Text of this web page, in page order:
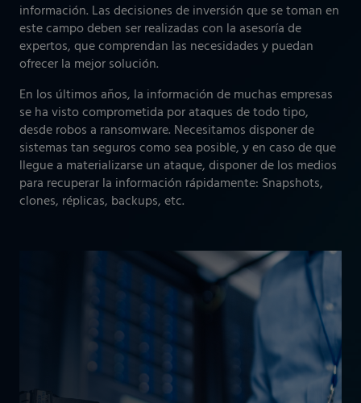
información. Las decisiones de inversión que se toman en
este campo deben ser realizadas con la asesoría de
expertos, que comprendan las necesidades y puedan
ofrecer la mejor solución.
En los últimos años, la información de muchas empresas
se ha visto comprometida por ataques de todo tipo,
desde robos a ransomware. Necesitamos disponer de
sistemas tan seguros como sea posible, y en caso de que
llegue a materializarse un ataque, disponer de los medios
para recuperar la información rápidamente: Snapshots,
clones, réplicas, backups, etc.